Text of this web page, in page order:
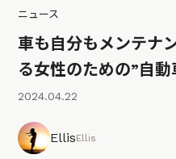
ニュース
車も自分もメンテナ
る女性のための”自
2024.04.22
EllisEllis